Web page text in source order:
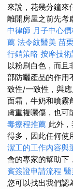
來說，花幾分鐘來
離開房屋之前先考
中律師 月子中心價
薦 法令紋醫美 苗
行銷策略 按摩技
以粉刷白色，而且
部防曬產品的作用
致性/一致性，與
面霜，牛奶和噴霧
膚重複曬傷，也可
毒療程推薦 此外
得多，因此任何使
潔工的工作內容與
會的專家的幫助下
賓簽證申請流程 醫
您可以找出我們認